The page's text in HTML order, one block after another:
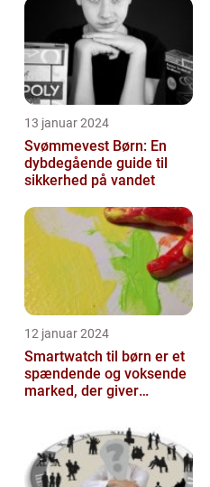
13 januar 2024
Svømmevest Børn: En
dybdegående guide til
sikkerhed på vandet
12 januar 2024
Smartwatch til børn er et
spændende og voksende
marked, der giver